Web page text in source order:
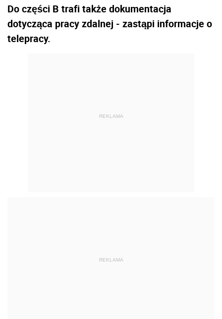
Do części B trafi także dokumentacja
dotycząca pracy zdalnej - zastąpi informacje o
telepracy.
REKLAMA
REKLAMA